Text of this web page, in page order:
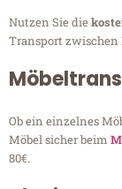
Nutzen Sie die
Transport zwischen
Ob ein einzelnes
Möbel sicher beim
80€.